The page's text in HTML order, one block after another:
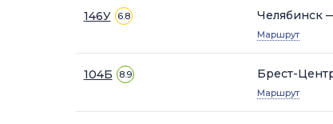
146У 6.8 Челябинск
Маршрут
104Б 8.9 Брест-
Маршрут